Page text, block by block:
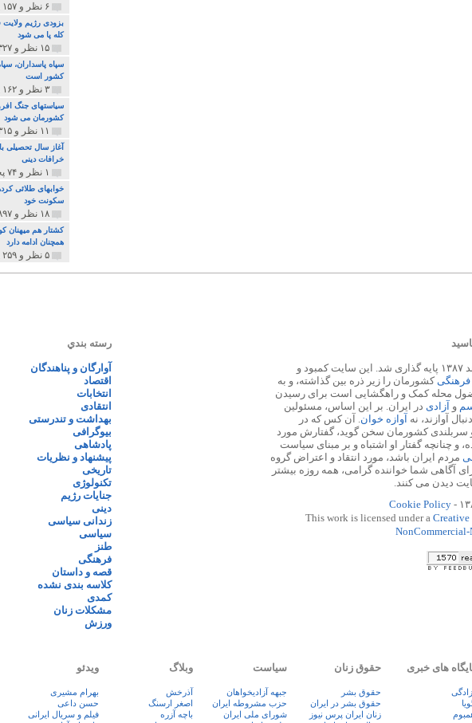
۶ نظر و ۱۵۷ پخش
بزودی رژیم
کله پا می شود
۱۵ نظر و ۳۲۷ پخش
سپاه پاسداران،
کشور است
۳ نظر و ۱۶۲ پخش
سیاستهای جنگ
کشورمان می شود
۱۱ نظر و ۳۱۵ پخش
آغاز سال تحصیلی
خرافات دینی
۱ نظر و ۷۴ پخش
خوابهای طلائی
سکونت خود
۱۸ نظر و ۸۹۷ پخش
کشتار هم میهنان
همچنان ادامه دارد
۵ نظر و ۲۵۹ پخش
فضول محله در ۱۳ اسفند ۱۳۸۷ پایه گذاری شد. این سایت کمبود و
فرهنگیکشورمان را زیر ذره بین گذاشته، و به
محله کمک و راهگشایی است برای رسیدن
و آزادی در ایران. بر این اساس، مسئولین
آوازند، نه آوازه خوان. آن کس که در
سربلندی کشورمان سخن گوید، گفتارش مورد
و چنانچه گفتار او اشتباه و بر مبنای سیاست
مردم ایران باشد، مورد انتقاد و اعتراض گروه
آگاهی شما خواننده گرامی، همه روزه بیشتر
Cookie Policy
This work is licensed under a
رسته بندي
آوارگان و پناهندگان
اقتصاد
انتخابات
انتقادی
بهداشت و تندرستی
بیوگرافی
پادشاهی
پیشنهاد و نظریات
تاریخی
تکنولوژی
جنایات رژیم
دینی
زندانی سیاسی
سیاسی
طنز
فرهنگی
قصه و داستان
کلاسه بندی نشده
کمدی
مشکلات زنان
ورزش
های خبری حقوق زنان
حقوق بشر
حقوق بشر در ایران
زنان ايران پرس نيوز
سیاست
جبهه آزادیخواهان
حزب مشروطه ایران
شورای ملی ایران
وبلاگ
آذرخش
اصغر ارسنگ
باچه آزره
ویدئو
بهرام مشیری
حسن داعی
فيلم و سريال ايرانی